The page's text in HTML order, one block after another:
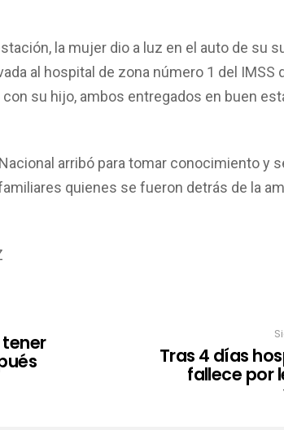
la mujer dio a luz en el auto de su
al hospital de zona número 1 del IMSS
su hijo, ambos entregados en buen
arribó para tomar conocimiento y
quienes se fueron detrás de la
tener
Tras 4 días
fallece por